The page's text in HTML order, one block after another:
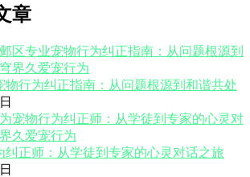
章
物行为纠正指南：从问题根源到和谐共处
纠正师：从学徒到专家的心灵对话之旅